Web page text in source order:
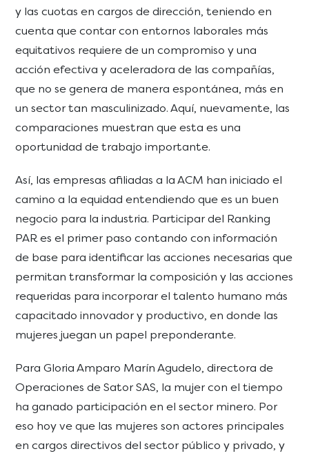
y las cuotas en cargos de dirección, teniendo en
cuenta que contar con entornos laborales más
equitativos requiere de un compromiso y una
acción efectiva y aceleradora de las compañías,
que no se genera de manera espontánea, más en
un sector tan masculinizado. Aquí, nuevamente, las
comparaciones muestran que esta es una
oportunidad de trabajo importante.
Así, las empresas afiliadas a la ACM han iniciado el
camino a la equidad entendiendo que es un buen
negocio para la industria. Participar del Ranking
PAR es el primer paso contando con información
de base para identificar las acciones necesarias que
permitan transformar la composición y las acciones
requeridas para incorporar el talento humano más
capacitado innovador y productivo, en donde las
mujeres juegan un papel preponderante.
Para Gloria Amparo Marín Agudelo, directora de
Operaciones de Sator SAS, la mujer con el tiempo
ha ganado participación en el sector minero. Por
eso hoy ve que las mujeres son actores principales
en cargos directivos del sector público y privado, y